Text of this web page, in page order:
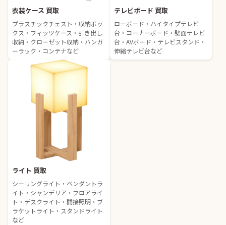
衣装ケース 買取
プラスチックチェスト・収納ボッ
クス・フィッツケース・引き出し
収納・クローゼット収納・ハンガ
ーラック・コンテナなど
テレビボード 買取
ローボード・ハイタイプテレビ
台・コーナーボード・壁面テレビ
台・AVボード・テレビスタンド・
伸縮テレビ台など
ライト 買取
シーリングライト・ペンダントラ
イト・シャンデリア・フロアライ
ト・デスクライト・間接照明・ブ
ラケットライト・スタンドライト
など